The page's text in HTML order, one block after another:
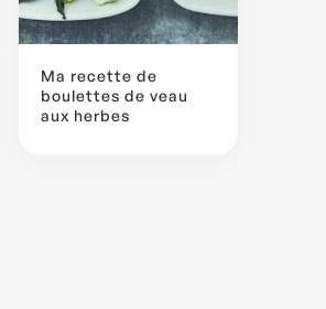
Ma recette de
boulettes de veau
aux herbes